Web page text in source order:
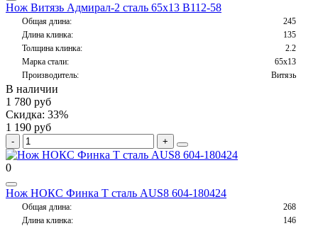
Нож Витязь Адмирал-2 сталь 65х13 B112-58
Общая длина:
245
Длина клинка:
135
Толщина клинка:
2.2
Марка стали:
65х13
Производитель:
Витязь
В наличии
1 780 руб
Скидка: 33%
1 190 руб
0
Нож НОКС Финка Т сталь AUS8 604-180424
Общая длина:
268
Длина клинка:
146